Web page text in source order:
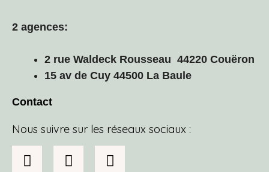
2 agences:
2 rue Waldeck Rousseau 44220 Couëron
15 av de Cuy 44500 La Baule
Contact
Nous suivre sur les réseaux sociaux :